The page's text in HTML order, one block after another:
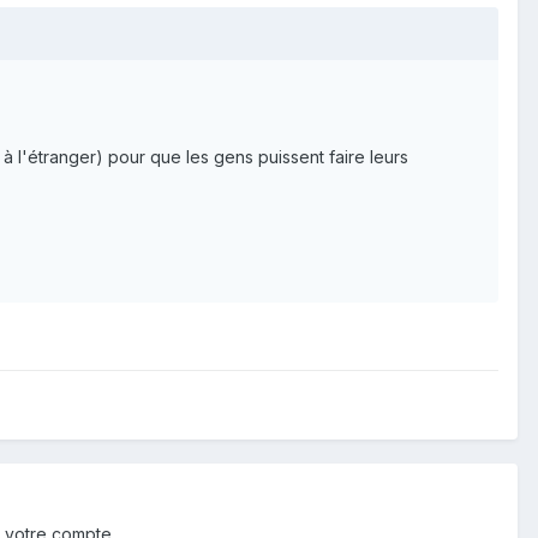
l'étranger) pour que les gens puissent faire leurs
compte.